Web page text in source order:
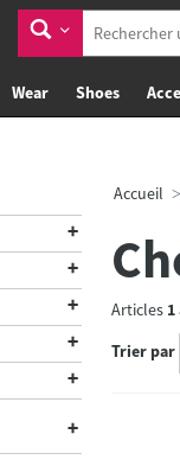
Wear Shoes
Accueil
Articles 1
Trier par